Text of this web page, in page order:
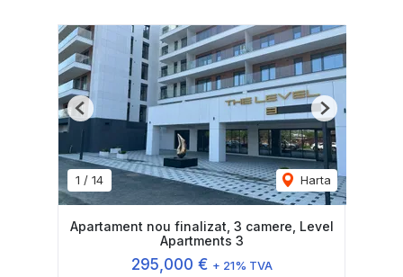
1 / 14 Harta
Previous Next
Apartament nou finalizat, 3 camere, Level
Apartments 3
295,000 € + 21% TVA